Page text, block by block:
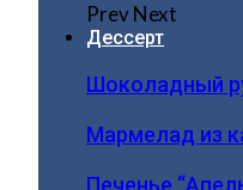
PrevNext
Дессерт
Шоколадный
Мармелад из
Печенье